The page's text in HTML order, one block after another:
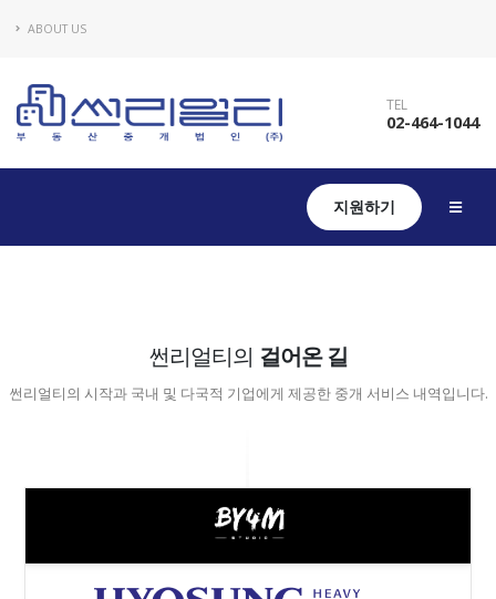
ABOUT US
TEL
02-464-1044
지원하기
썬리얼티의 걸어온 길
썬리얼티의 시작과 국내 및 다국적 기업에게 제공한 중개 서비스 내역입니다.